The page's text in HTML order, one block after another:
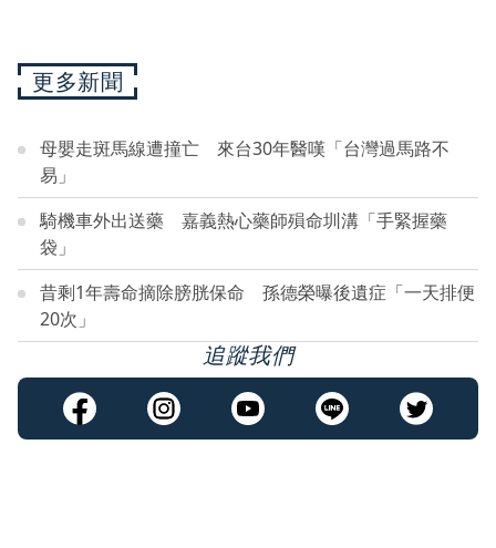
更多新聞
母嬰走斑馬線遭撞亡 來台30年醫嘆「台灣過馬路不
易」
騎機車外出送藥 嘉義熱心藥師殞命圳溝「手緊握藥
袋」
昔剩1年壽命摘除膀胱保命 孫德榮曝後遺症「一天排便
20次」
追蹤我們